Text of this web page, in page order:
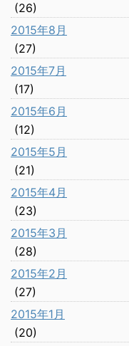
(26)
2015年8月
(27)
2015年7月
(17)
2015年6月
(12)
2015年5月
(21)
2015年4月
(23)
2015年3月
(28)
2015年2月
(27)
2015年1月
(20)